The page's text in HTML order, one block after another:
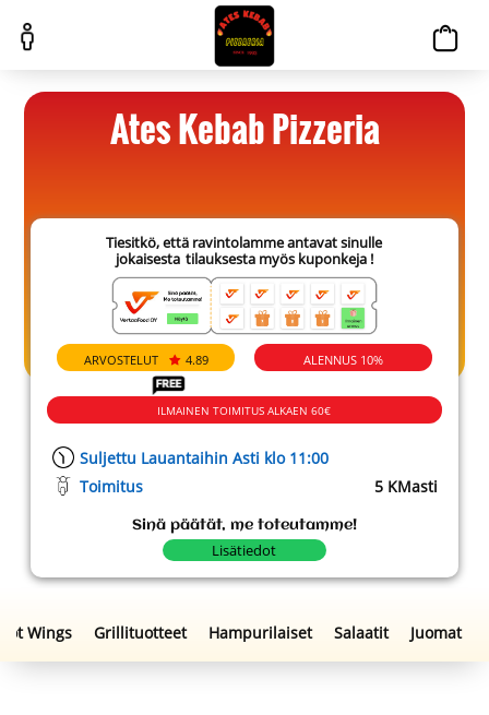
Ates Kebab Pizzeria
Tiesitkö, että ravintolamme antavat sinulle
jokaisesta tilauksesta myös kuponkeja !
ARVOSTELUT 4.89 ALENNUS 10%
ILMAINEN TOIMITUS ALKAEN 60€
Suljettu Lauantaihin Asti klo 11:00
Toimitus
5 KMasti
Sinä päätät, me toteutamme!
Lisätiedot
Hot Wings Grillituotteet Hampurilaiset Salaatit